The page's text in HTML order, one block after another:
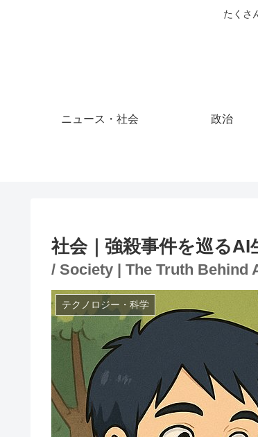
たくさ
ニュース・社会 政治
社会｜強殺事件を巡るAI
/ Society | The Truth Behind
テクノロジー・科学